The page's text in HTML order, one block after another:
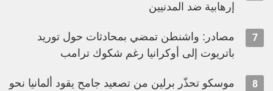
إرهابية ضد المدنيين
7
مصادر: واشنطن تمضي بمحادثات حول توريد
باتريوت إلى أوكرانيا رغم شكوك ترامب
8
موسكو تحذّر برلين من تصعيد جامح يقود ألمانيا نحو